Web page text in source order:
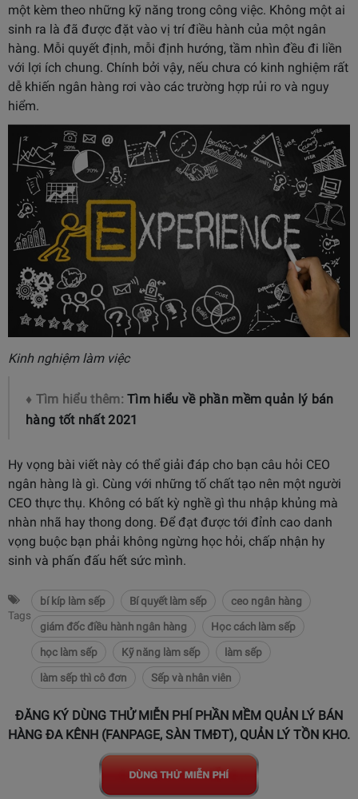
một kèm theo những kỹ năng trong công việc. Không một ai
sinh ra là đã được đặt vào vị trí điều hành của một ngân
hàng. Mỗi quyết định, mỗi định hướng, tầm nhìn đều đi liền
với lợi ích chung. Chính bởi vậy, nếu chưa có kinh nghiệm rất
dễ khiến ngân hàng rơi vào các trường hợp rủi ro và nguy
hiểm.
Kinh nghiệm làm việc
♦ Tìm hiểu thêm:Tìm hiểu về phần mềm quản lý bán
hàng tốt nhất 2021
Hy vọng bài viết này có thể giải đáp cho bạn câu hỏi CEO
ngân hàng là gì. Cùng với những tố chất tạo nên một người
CEO thực thụ. Không có bất kỳ nghề gì thu nhập khủng mà
nhàn nhã hay thong dong. Để đạt được tới đỉnh cao danh
vọng buộc bạn phải không ngừng học hỏi, chấp nhận hy
sinh và phấn đấu hết sức mình.
Tags
bí kíp làm sếp Bí quyết làm sếp
ceo ngân hàng
giám đốc điều hành ngân hàng
Học cách làm sếp
học làm sếp
Kỹ năng làm sếp
làm sếp
làm sếp thì cô đơn
Sếp và nhân viên
ĐĂNG KÝ DÙNG THỬ MIỄN PHÍ PHẦN MỀM QUẢN LÝ BÁN
HÀNG ĐA KÊNH (FANPAGE, SÀN TMĐT), QUẢN LÝ TỒN KHO.